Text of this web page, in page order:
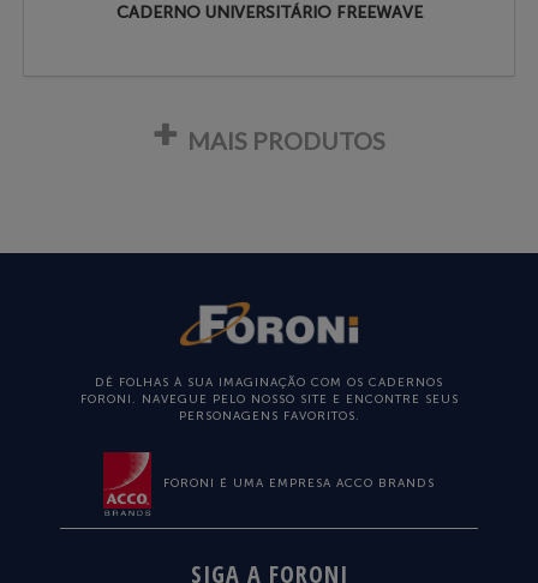
CADERNO UNIVERSITÁRIO FREEWAVE
MAIS PRODUTOS
DÊ FOLHAS À SUA IMAGINAÇÃO COM OS CADERNOS
FORONI. NAVEGUE PELO NOSSO SITE E ENCONTRE SEUS
PERSONAGENS FAVORITOS.
FORONI É UMA EMPRESA ACCO BRANDS
SIGA A FORONI